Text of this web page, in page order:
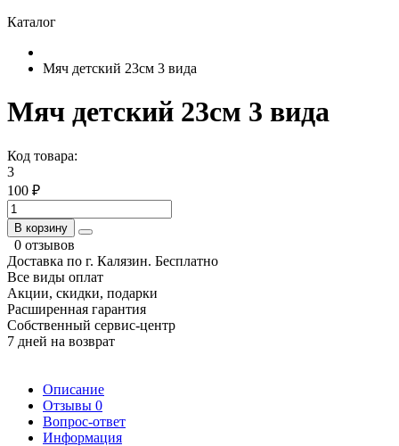
Каталог
Мяч детский 23см 3 вида
Мяч детский 23см 3 вида
Код товара:
3
100 ₽
В корзину
0 отзывов
Доставка по г. Калязин. Бесплатно
Все виды оплат
Акции, скидки, подарки
Расширенная гарантия
Собственный сервис-центр
7 дней на возврат
Описание
Отзывы 0
Вопрос-ответ
Информация